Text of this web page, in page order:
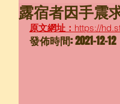
Blogging Tips
露宿者因手震
原文網址： https://
發佈時間: 2021-12-12